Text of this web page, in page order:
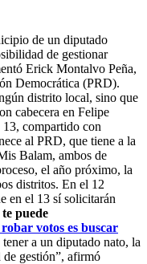
de un diputado
de gestionar
Erick Montalvo Peña,
Democrática (PRD).
distrito local, sino que
cabecera en Felipe
compartido con
al PRD, que tiene a la
Balam, ambos de
el año próximo, la
distritos. En el 12
en el 13 sí solicitarán
puede
votos es buscar
a un diputado nato, la
de gestión”, afirmó